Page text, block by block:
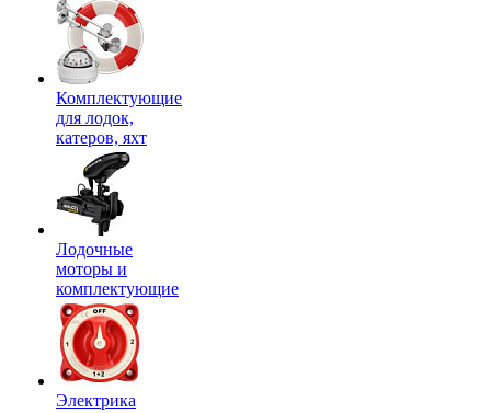
Комплектующие
для лодок,
катеров, яхт
Лодочные
моторы и
комплектующие
Электрика